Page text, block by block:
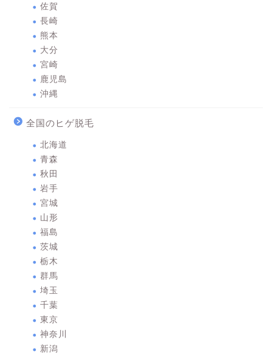
佐賀
長崎
熊本
大分
宮崎
鹿児島
沖縄
全国のヒゲ脱毛
北海道
青森
秋田
岩手
宮城
山形
福島
茨城
栃木
群馬
埼玉
千葉
東京
神奈川
新潟